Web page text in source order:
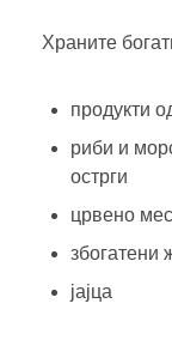
Храните
продукти
риби и
острги
црвено
збогатени
јајца